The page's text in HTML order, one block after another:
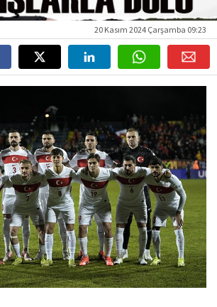
20 Kasım 2024 Çarşamba 09:23